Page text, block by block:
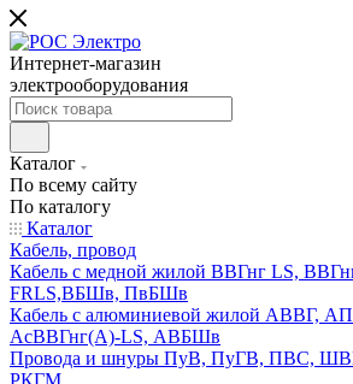
Интернет-магазин
электрооборудования
Каталог
По всему сайту
По каталогу
Каталог
Кабель, провод
Кабель с медной жилой ВВГнг LS,
FRLS,ВБШв, ПвБШв
Кабель с алюминиевой жилой АВВГ,
АсВВГнг(А)-LS, АВБШв
Провода и шнуры ПуВ, ПуГВ, ПВС,
РКГМ